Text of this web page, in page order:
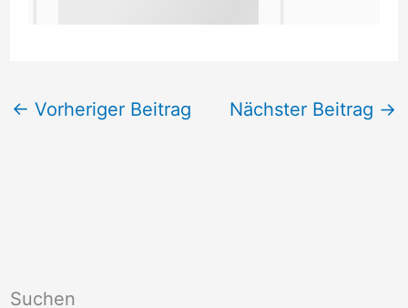
Suchen
← Vorheriger Beitrag Nächster Beitrag →